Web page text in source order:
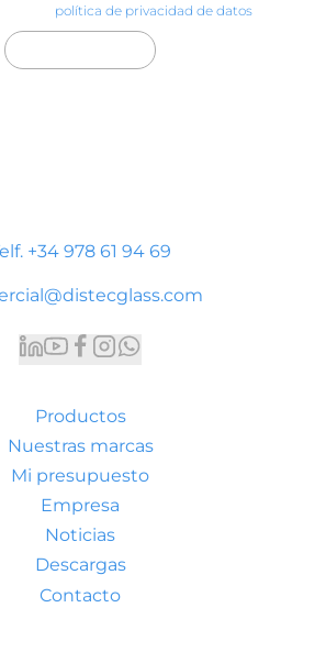
política de privacidad de datos
+34 978 61 94 69
Productos
Nuestras marcas
Mi presupuesto
Empresa
Noticias
Descargas
Contacto